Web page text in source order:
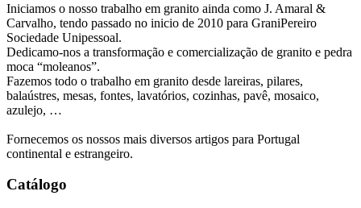
Iniciamos o nosso trabalho em granito ainda como J. Amaral &
Carvalho, tendo passado no inicio de 2010 para GraniPereiro
Sociedade Unipessoal.
Dedicamo-nos a transformação e comercialização de granito e pedra
moca “moleanos”.
Fazemos todo o trabalho em granito desde lareiras, pilares,
balaústres, mesas, fontes, lavatórios, cozinhas, pavê, mosaico,
azulejo, …
Fornecemos os nossos mais diversos artigos para Portugal
continental e estrangeiro.
Catálogo